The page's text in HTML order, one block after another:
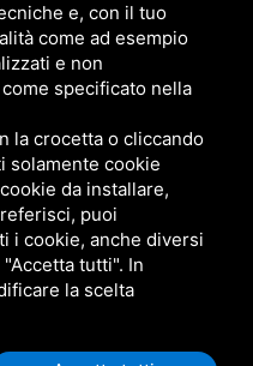
Agenzie Riunite - P.IVA
num. 1814 ruolo agenti
di Ferrara
0532/773756
0532/863841
e, con il tuo
come ad esempio
e non
specificato nella
la crocetta o cliccando
solamente cookie
da installare,
puoi
i cookie, anche diversi
tutti". In
la scelta